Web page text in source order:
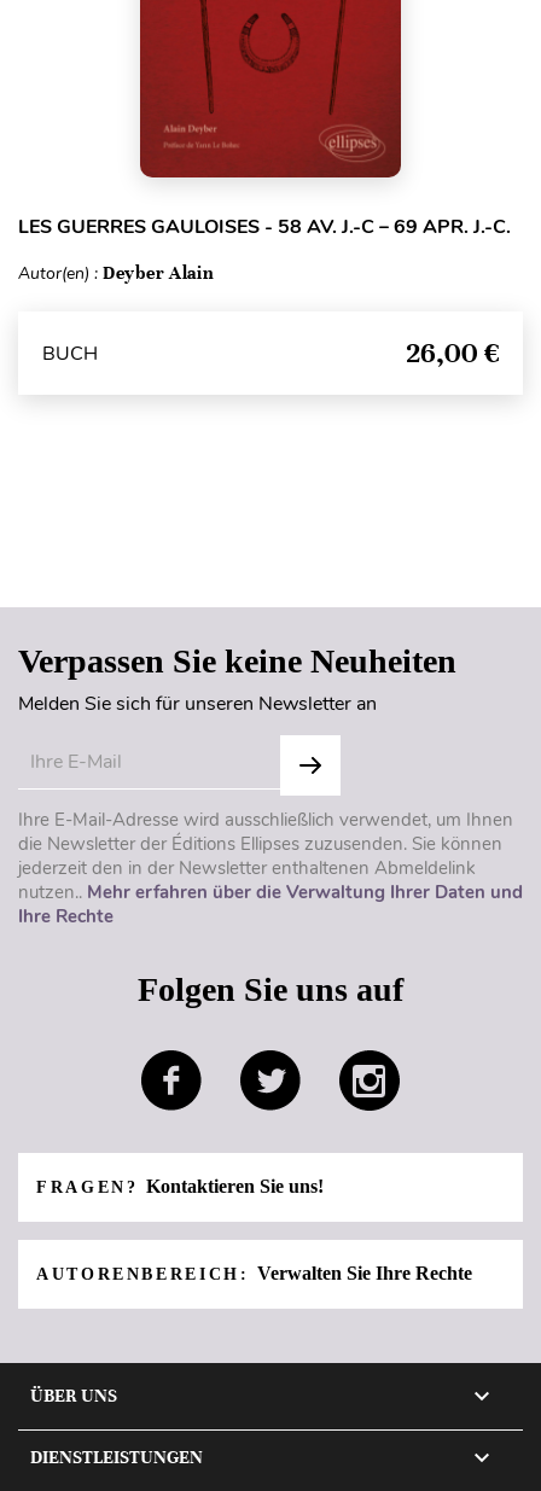
LES GUERRES GAULOISES - 58 AV. J.-C – 69 APR. J.-C.
Autor(en) : Deyber Alain
BUCH 26,00 €
Verpassen Sie keine Neuheiten
Melden Sie sich für unseren Newsletter an
Ihre E-Mail-Adresse wird ausschließlich verwendet, um Ihnen
die Newsletter der Éditions Ellipses zuzusenden. Sie können
jederzeit den in der Newsletter enthaltenen Abmeldelink
nutzen.. Mehr erfahren über die Verwaltung Ihrer Daten und
Ihre Rechte
Folgen Sie uns auf
FRAGEN?Kontaktieren Sie uns!
AUTORENBEREICH: Verwalten Sie Ihre Rechte
ÜBER UNS 
DIENSTLEISTUNGEN 